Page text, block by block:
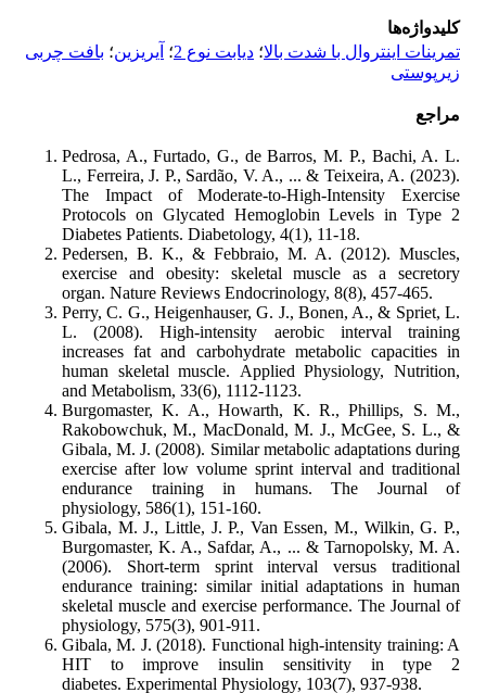
کلیدواژه‌ها
تمرینات اینتروال با شدت بالا؛ دیابت نوع 2 ؛ آیریزین؛ بافت چربی
زیرپوستی
مراجع
Pedrosa, A., Furtado, G., de Barros, M. P., Bachi, A. L.
L., Ferreira, J. P., Sardão, V. A., ... & Teixeira, A. (2023).
The Impact of Moderate-to-High-Intensity Exercise
Protocols on Glycated Hemoglobin Levels in Type 2
Diabetes Patients. Diabetology, 4(1), 11-18.
Pedersen, B. K., & Febbraio, M. A. (2012). Muscles,
exercise and obesity: skeletal muscle as a secretory
organ. Nature Reviews Endocrinology, 8(8), 457-465.
Perry, C. G., Heigenhauser, G. J., Bonen, A., & Spriet, L.
L. (2008). High-intensity aerobic interval training
increases fat and carbohydrate metabolic capacities in
human skeletal muscle. Applied Physiology, Nutrition,
and Metabolism, 33(6), 1112-1123.
Burgomaster, K. A., Howarth, K. R., Phillips, S. M.,
Rakobowchuk, M., MacDonald, M. J., McGee, S. L., &
Gibala, M. J. (2008). Similar metabolic adaptations during
exercise after low volume sprint interval and traditional
endurance training in humans. The Journal of
physiology, 586(1), 151-160.
Gibala, M. J., Little, J. P., Van Essen, M., Wilkin, G. P.,
Burgomaster, K. A., Safdar, A., ... & Tarnopolsky, M. A.
(2006). Short‐term sprint interval versus traditional
endurance training: similar initial adaptations in human
skeletal muscle and exercise performance. The Journal of
physiology, 575(3), 901-911.
Gibala, M. J. (2018). Functional high‐intensity training: A
HIT to improve insulin sensitivity in type 2
diabetes. Experimental Physiology, 103(7), 937-938.